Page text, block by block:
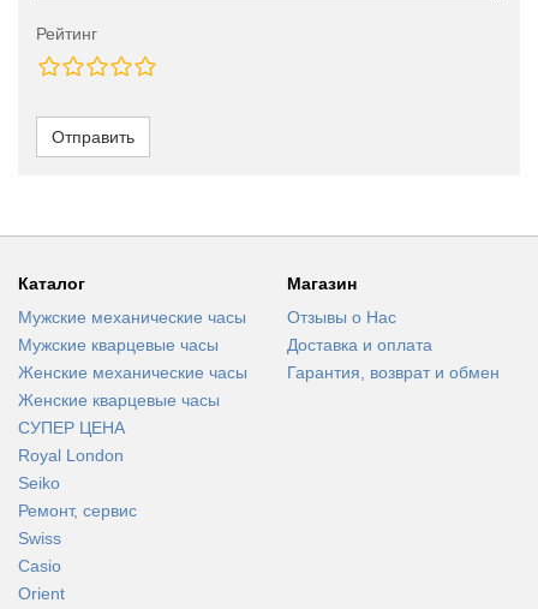
Рейтинг
Отправить
Каталог
Мужские механические часы
Мужские кварцевые часы
Женские механические часы
Женские кварцевые часы
СУПЕР ЦЕНА
Royal London
Seiko
Ремонт, сервис
Swiss
Casio
Orient
Магазин
Отзывы о Нас
Доставка и оплата
Гарантия, возврат и обмен